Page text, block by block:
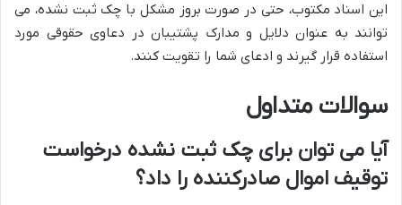
این اسناد مکتوب، حتی در صورت بروز مشکل با چک ثبت نشده، می
توانند به عنوان دلایل و مدارک پشتیبان در دعاوی حقوقی مورد
استفاده قرار گیرند و ادعای شما را تقویت کنند.
سوالات متداول
آیا می توان برای چک ثبت نشده درخواست
توقیف اموال صادرکننده را داد؟